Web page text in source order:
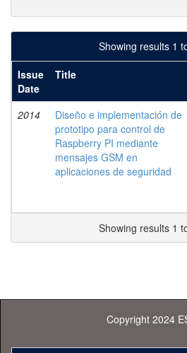
Showing results 1
Issue
Date
Title
2014
Diseño e implementación de
prototipo para control de
Raspberry PI mediante
mensajes GSM en
aplicaciones de seguridad
Showing results 1
Copyright 2024